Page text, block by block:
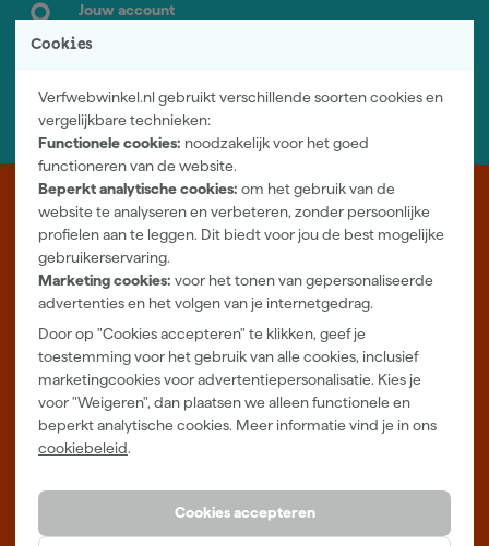
Cookies
Verfwebwinkel.nl gebruikt verschillende soorten cookies en
vergelijkbare technieken:
Functionele cookies: noodzakelijk voor het goed
functioneren van de website.
Beperkt analytische cookies: om het gebruik van de
website te analyseren en verbeteren, zonder persoonlijke
profielen aan te leggen. Dit biedt voor jou de best mogelijke
gebruikerservaring.
Marketing cookies: voor het tonen van gepersonaliseerde
advertenties en het volgen van je internetgedrag.
Door op "Cookies accepteren" te klikken, geef je
toestemming voor het gebruik van alle cookies, inclusief
marketingcookies voor advertentiepersonalisatie. Kies je
voor "Weigeren", dan plaatsen we alleen functionele en
beperkt analytische cookies. Meer informatie vind je in ons
cookiebeleid.
Cookies accepteren
Jouw account
Wij helpen je graag
Neem contact op met één van onze specialisten.
Leer Verfwebwinkel beter kennen
Verf kopen doe je bij Verfwebwinkel.nl, dé online verfwinkel van
Nederland. Voordelige verf van topkwaliteit en gratis deskundig
advies, wat je project ook is.
Meer over ons
Showroom in Tilburg
Openingstijden
Maandag t/m vrijdag 08:00 - 18:00
Zaterdag 08:00 - 16:00
Zevenheuvelenweg 25